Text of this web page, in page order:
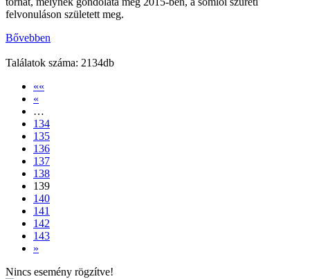
felvonuláson született meg.
Bővebben
Találatok száma: 2134db
««
«
…
134
135
136
137
138
139
140
141
142
143
»
Nincs esemény rögzítve!